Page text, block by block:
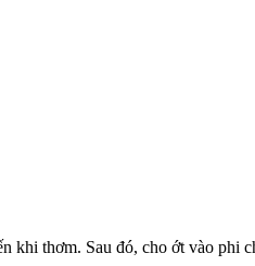
khi thơm. Sau đó, cho ớt vào phi